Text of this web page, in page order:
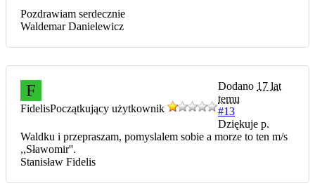
Pozdrawiam serdecznie
Waldemar Danielewicz
F
FidelisPoczątkujący użytkownik
Dodano 17 lat
temu
#13
Dziękuje p.
Waldku i przepraszam, pomyslalem sobie a morze to ten m/s
,,Sławomir''.
Stanisław Fidelis